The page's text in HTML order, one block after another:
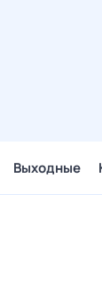
Выходные